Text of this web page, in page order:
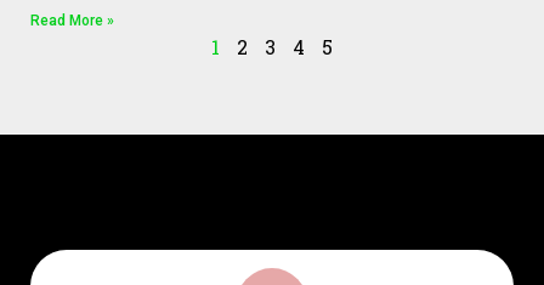
Read More »
1 2 3 4 5